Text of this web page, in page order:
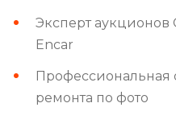
Эксперт аукционов
Encar
Профессиональная
ремонта по фото